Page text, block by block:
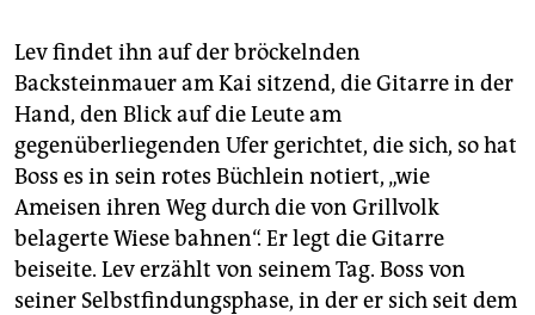
Lev findet ihn auf der bröckelnden
Backsteinmauer am Kai sitzend, die Gitarre in der
Hand, den Blick auf die Leute am
gegenüberliegenden Ufer gerichtet, die sich, so hat
Boss es in sein rotes Büchlein notiert, „wie
Ameisen ihren Weg durch die von Grillvolk
belagerte Wiese bahnen“. Er legt die Gitarre
beiseite. Lev erzählt von seinem Tag. Boss von
seiner Selbstfindungsphase, in der er sich seit dem